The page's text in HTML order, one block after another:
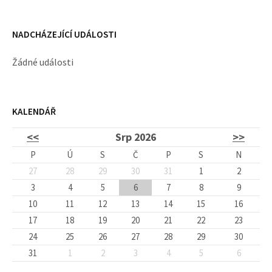
NADCHÁZEJÍCÍ UDÁLOSTI
Žádné události
KALENDÁŘ
<< Srp 2026 >>
P Ú S Č P S
N
27
28 29 30 31 1
2
3
4 5 6 7 8
9
10
11 12 13 14 15
16
17
18 19 20 21 22
23
24
25 26 27 28 29
30
31
1 2 3 4 5 6